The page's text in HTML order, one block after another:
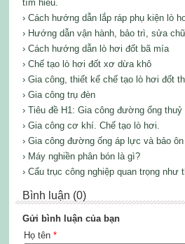
tìm hiểu.
› Cách hướng dẫn lắp ráp phụ kiện lò
› Hướng dẫn vận hành, bảo trì, sửa
› Cách hướng dẫn lò hơi đốt bã mía
› Chế tạo lò hơi đốt xơ dừa khô
› Gia công, thiết kế chế tạo lò hơi đốt
› Gia công trụ đèn
› Tiêu đề H1: Gia công đường ống thuỷ
› Gia công cơ khí. Chế tạo lò hơi.
› Gia công đường ống áp lực và bảo
› Máy nghiền phân bón là gì?
› Cẩu trục công nghiệp quan trọng như
Bình luận (0)
Gửi bình luận của bạn
Họ tên *